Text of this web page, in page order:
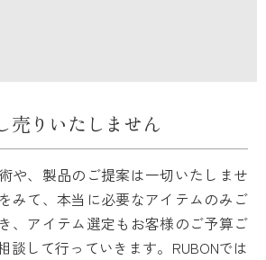
売りいたしません
や、製品のご提案は一切いたしませ
みて、本当に必要なアイテムのみご
、アイテム選定もお客様のご予算ご
談して行っていきます。RUBONでは